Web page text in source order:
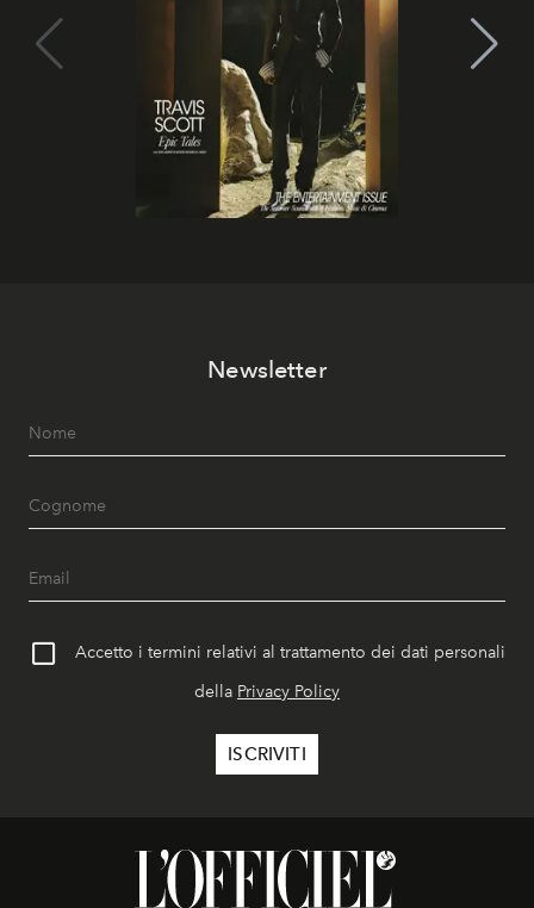
Newsletter
Accetto i termini relativi al trattamento dei dati personali
della Privacy Policy